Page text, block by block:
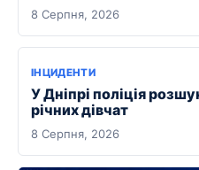
8 Серпня, 2026
ІНЦИДЕНТИ
У Дніпрі поліція
річних дівчат
8 Серпня, 2026